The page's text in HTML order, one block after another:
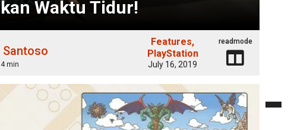
Waktu Tidur!
4 min
Features
PlayStation
July 16, 2019
readmode